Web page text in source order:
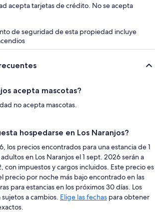
acepta tarjetas de crédito. No se acepta
de seguridad de esta propiedad incluye
acepta mascotas?
no acepta mascotas.
hospedarse en Los Naranjos?
los precios encontrados para una estancia de 1
en Los Naranjos el 1 sept. 2026 serán a
con impuestos y cargos incluidos. Este precio es
precio por noche más bajo encontrado en las
para estancias en los próximos 30 días. Los
a cambios. Elige las fechas para obtener